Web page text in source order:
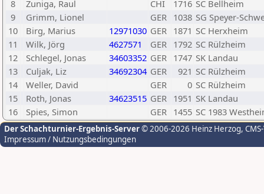
8
Zuniga, Raul CHI 1716 SC Bellheim
9
Grimm, Lionel GER 1038 SG Speyer-
10
Birg, Marius 12971030 GER 1871 SC Herxheim
11
Wilk, Jörg 4627571 GER 1792 SC Rülzheim
12
Schlegel, Jonas 34603352 GER 1747 SK Landau
13
Culjak, Liz 34692304 GER 921 SC Rülzheim
14
Weller, David GER 0 SC Rülzheim
15
Roth, Jonas 34623515 GER 1951 SK Landau
16
Spies, Simon GER 1455 SC 1983
Der Schachturnier-Ergebnis-Server© 2006-2026 Heinz Herzog,
Impressum / Nutzungsbedingungen